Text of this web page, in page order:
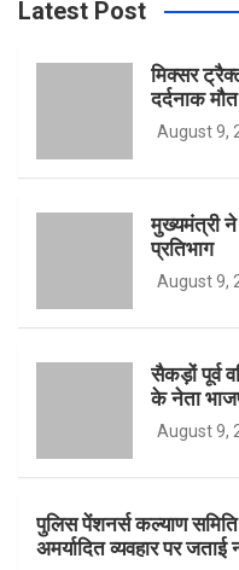
e
c
Latest Post
मिक्सर
दर्दनाक मौत
August 9,
मुख्यमंत्री ने
प्रतिभाग
August 9,
सैकड़ों पूर्व
के नेता
August 9,
पुलिस पेंशनर्स कल्याण
अमर्यादित व्यवहार पर जताई